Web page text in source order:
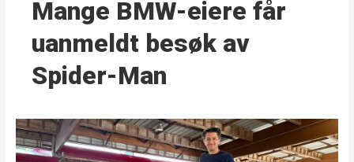
Mange BMW-eiere får
uanmeldt besøk av
Spider-Man